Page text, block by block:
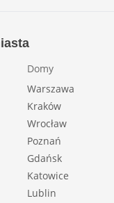
Domy
Warszawa
Kraków
Wrocław
Poznań
Gdańsk
Katowice
Lublin